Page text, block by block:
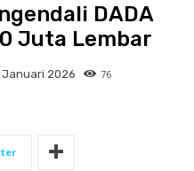
DADA
Juta Lembar
Januari 2026 76